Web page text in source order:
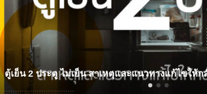
วทางแก้ไขให้กลับมาหายดี